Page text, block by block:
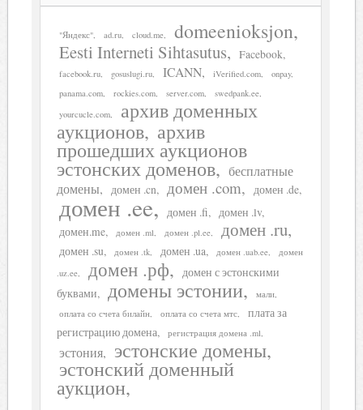
"Яндекс" ad.ru cloud.me domeenioksjon
Eesti Interneti Sihtasutus Facebook
facebook.ru gosuslugi.ru ICANN iVerified.com
onpay
panama.com
rockies.com server.com
swedpank.ee
yourcucle.com
архив доменных
аукционов архив
прошедших аукционов
эстонских доменов
бесплатные
домены
домен .cn домен .com домен .de
домен .ee домен .fi
домен .lv
домен.me
домен .ml домен .pl.ee домен .ru
домен .su домен .tk домен .ua домен .uab.ee
домен
.uz.ee
домен .рф
домен с эстонскими
буквами
домены эстонии
мали
оплата со счета билайн
оплата со счета мтс
плата за
регистрацию домена
регистрация домена .ml
эстония эстонские домены
эстонский доменный
аукцион